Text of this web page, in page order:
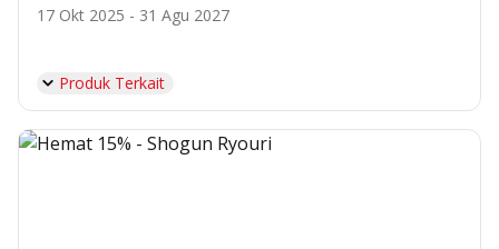
17 Okt 2025 - 31 Agu 2027
Produk Terkait